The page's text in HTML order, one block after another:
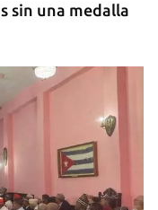
sin una medalla